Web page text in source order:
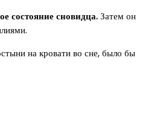
состояние сновидца.Затем он
на кровати во сне, было бы